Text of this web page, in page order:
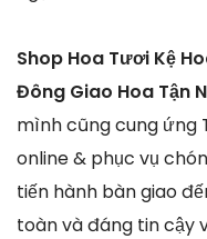
Shop Hoa Tươi Kệ
Đông Giao Hoa Tận
mình cũng cung ứng
online & phục vụ
tiến hành bàn giao
toàn và đáng tin cậy